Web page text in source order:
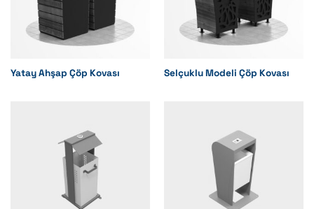
Yatay Ahşap Çöp Kovası Selçuklu Modeli Çöp Kovası